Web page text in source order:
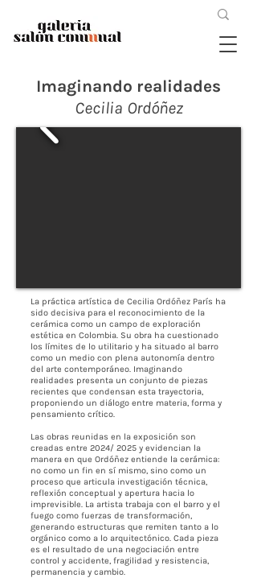
Imaginando realidades
Cecilia Ordóñez
La práctica artística de Cecilia Ordóñez París ha
sido decisiva para el reconocimiento de la
cerámica como un campo de exploración
estética en Colombia. Su obra ha cuestionado
los límites de lo utilitario y ha situado al barro
como un medio con plena autonomía dentro
del arte contemporáneo. Imaginando
realidades presenta un conjunto de piezas
recientes que condensan esta trayectoria,
proponiendo un diálogo entre materia, forma y
pensamiento crítico.
Las obras reunidas en la exposición son
creadas entre 2024/ 2025 y evidencian la
manera en que Ordóñez entiende la cerámica:
no como un fin en sí mismo, sino como un
proceso que articula investigación técnica,
reflexión conceptual y apertura hacia lo
imprevisible. La artista trabaja con el barro y el
fuego como fuerzas de transformación,
generando estructuras que remiten tanto a lo
orgánico como a lo arquitectónico. Cada pieza
es el resultado de una negociación entre
control y accidente, fragilidad y resistencia,
permanencia y cambio.